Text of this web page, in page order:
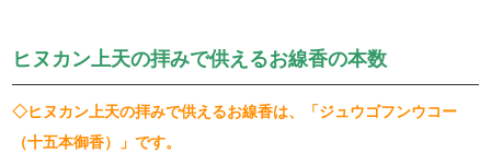
ヒヌカン上天の拝みで供えるお線香の本数
◇ヒヌカン上天の拝みで供えるお線香は、「ジュウゴフンウコー
（十五本御香）」です。